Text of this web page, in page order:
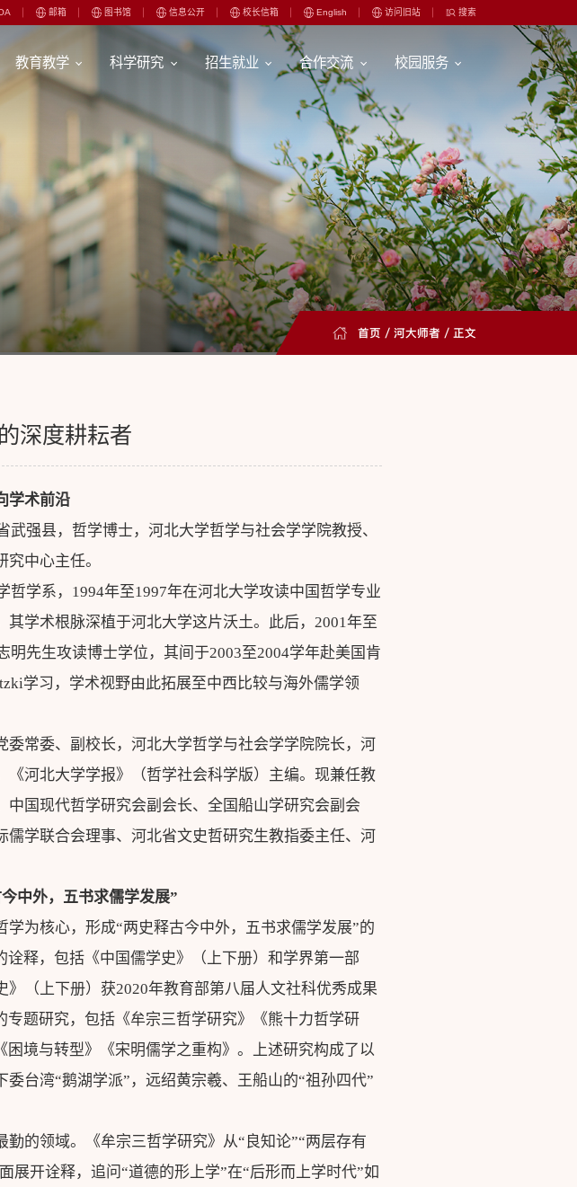
邮箱 图书馆 信息公开 校长信箱 English 访问旧站 搜索
教育教学 科学研究 招生就业 合作交流 校园服务
首页 / 河大师者 / 正文
深度耕耘者
学术前沿
武强县，哲学博士，河北大学哲学与社会学学院教授、
中心主任。
哲学系，1994年至1997年在河北大学攻读中国哲学专业
其学术根脉深植于河北大学这片沃土。此后，2001年至
明先生攻读博士学位，其间于2003至2004学年赴美国肯
学习，学术视野由此拓展至中西比较与海外儒学领
委常委、副校长，河北大学哲学与社会学学院院长，河
《河北大学学报》（哲学社会科学版）主编。现兼任教
中国现代哲学研究会副会长、全国船山学研究会副会
儒学联合会理事、河北省文史哲研究生教指委主任、河
中外，五书求儒学发展”
学为核心，形成“两史释古今中外，五书求儒学发展”的
诠释，包括《中国儒学史》（上下册）和学界第一部
》（上下册）获2020年教育部第八届人文社科优秀成果
专题研究，包括《牟宗三哲学研究》《熊十力哲学研
困境与转型》《宋明儒学之重构》。上述研究构成了以
台湾“鹅湖学派”，远绍黄宗羲、王船山的“祖孙四代”
勤的领域。《牟宗三哲学研究》从“良知论”“两层存有
展开诠释，追问“道德的形上学”在“后形而上学时代”如